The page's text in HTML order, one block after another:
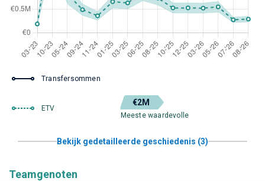
Transfersommen
ETV
€2M
Meeste waardevolle
Bekijk gedetailleerde geschiedenis (3)
Teamgenoten